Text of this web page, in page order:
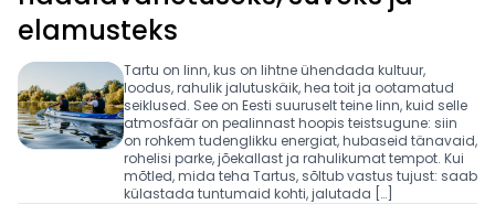
elamusteks
Tartu on linn, kus on lihtne ühendada kultuur,
loodus, rahulik jalutuskäik, hea toit ja ootamatud
seiklused. See on Eesti suuruselt teine linn, kuid selle
atmosfäär on pealinnast hoopis teistsugune: siin
on rohkem tudenglikku energiat, hubaseid tänavaid,
rohelisi parke, jõekallast ja rahulikumat tempot. Kui
mõtled, mida teha Tartus, sõltub vastus tujust: saab
külastada tuntumaid kohti, jalutada […]